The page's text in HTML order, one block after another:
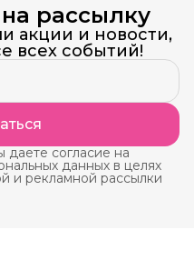
рассылку
акции и новости,
всех событий!
даете согласие на
данных в целях
и рекламной рассылки